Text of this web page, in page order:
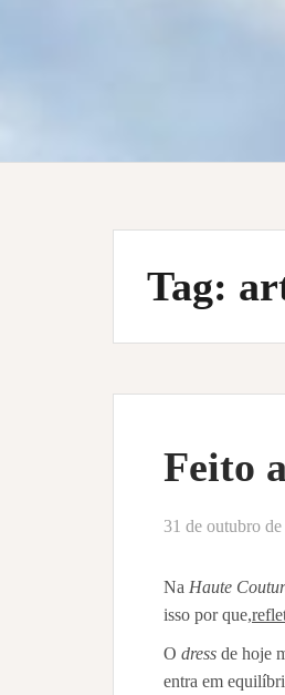
Tag:
Feito
31 de outubro
Na Haute
isso por que,
O dress de hoje
entra em